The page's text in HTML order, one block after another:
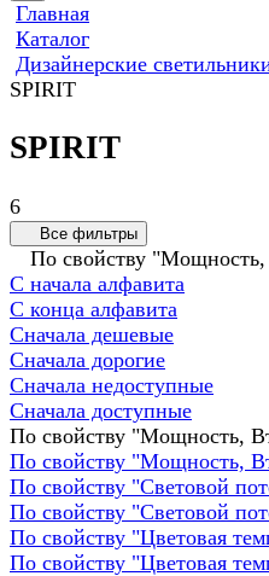
Главная
Каталог
Дизайнерские
SPIRIT
SPIRIT
6
Все фильтры
По свойству "Мощность,
С начала алфавита
С конца алфавита
Сначала дешевые
Сначала дорогие
Сначала недоступные
Сначала доступные
По свойству "Мощность,
По свойству "Мощность,
По свойству "Световой
По свойству "Световой
По свойству "Цветовая
По свойству "Цветовая